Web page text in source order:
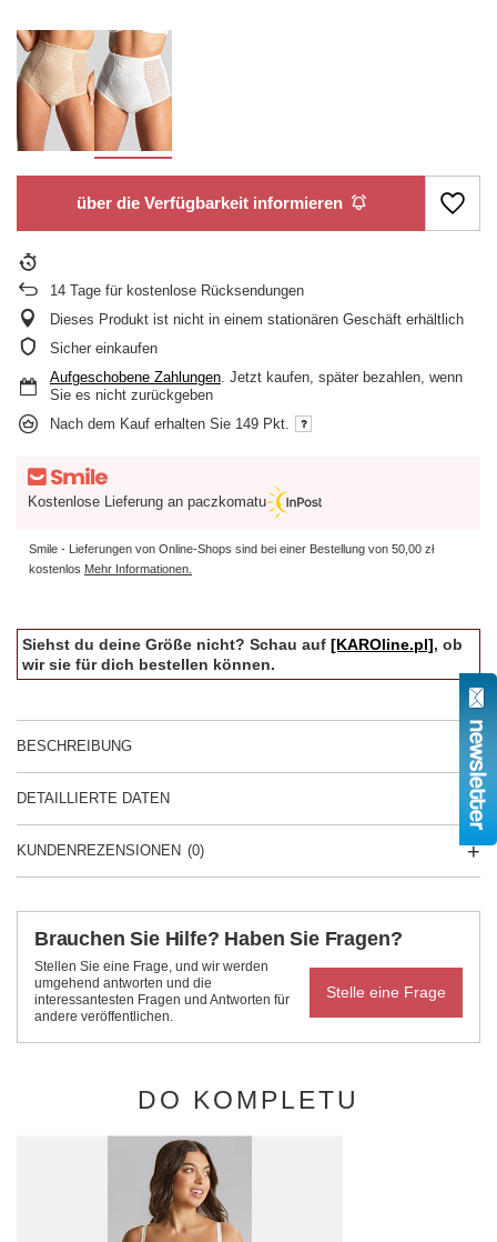
über die Verfügbarkeit informieren
14 Tage für kostenlose Rücksendungen
Dieses Produkt ist nicht in einem stationären Geschäft erhältlich
Sicher einkaufen
Aufgeschobene Zahlungen . Jetzt kaufen, später bezahlen, wenn
Sie es nicht zurückgeben
Nach dem Kauf erhalten Sie 149 Pkt.
Kostenlose Lieferung an paczkomatu
Smile - Lieferungen von Online-Shops sind bei einer Bestellung von 50,00 zł
kostenlos Mehr Informationen.
Siehst du deine Größe nicht? Schau auf [KAROline.pl], ob
wir sie für dich bestellen können.
BESCHREIBUNG
DETAILLIERTE DATEN
KUNDENREZENSIONEN (0)
Brauchen Sie Hilfe? Haben Sie Fragen?
Stellen Sie eine Frage, und wir werden
umgehend antworten und die
interessantesten Fragen und Antworten für
andere veröffentlichen.
Stelle eine Frage
DO KOMPLETU